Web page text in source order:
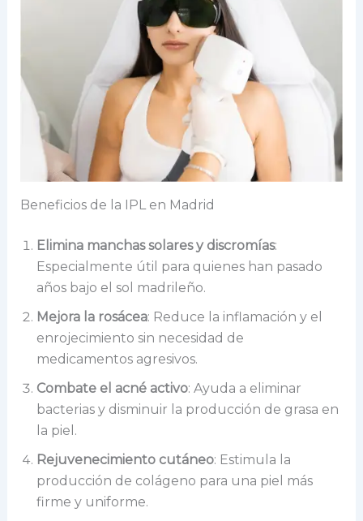
Beneficios de la IPL en Madrid
Elimina manchas solares y discromías:
Especialmente útil para quienes han pasado
años bajo el sol madrileño.
Mejora la rosácea: Reduce la inflamación y el
enrojecimiento sin necesidad de
medicamentos agresivos.
Combate el acné activo: Ayuda a eliminar
bacterias y disminuir la producción de grasa en
la piel.
Rejuvenecimiento cutáneo: Estimula la
producción de colágeno para una piel más
firme y uniforme.